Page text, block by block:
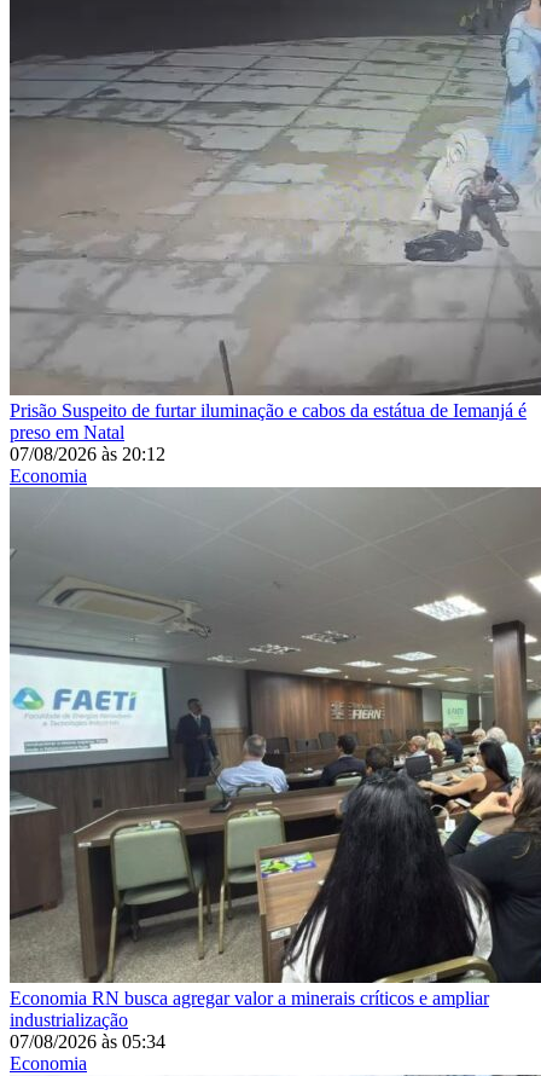
Prisão Suspeito de furtar iluminação e cabos da estátua de Iemanjá é
preso em Natal
07/08/2026 às 20:12
Economia
Economia RN busca agregar valor a minerais críticos e ampliar
industrialização
07/08/2026 às 05:34
Economia